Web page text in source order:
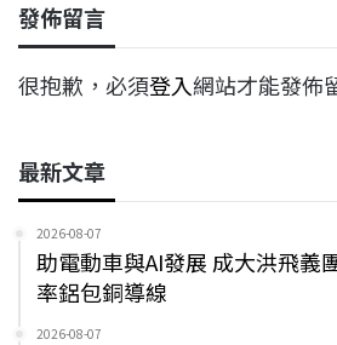
發佈留言
很抱歉，必須登入網站才能發佈
最新文章
2026-08-07
助電動車與AI發展 成大洪飛義
率鋁包銅導線
2026-08-07